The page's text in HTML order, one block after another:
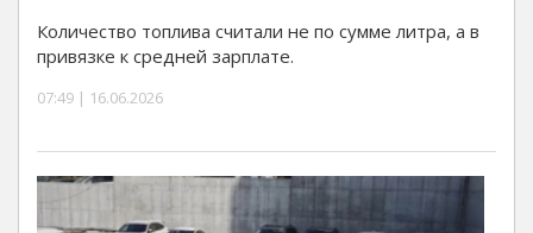
Количество топлива считали не по сумме литра, а в
привязке к средней зарплате.
07:49 | 16.06.2026